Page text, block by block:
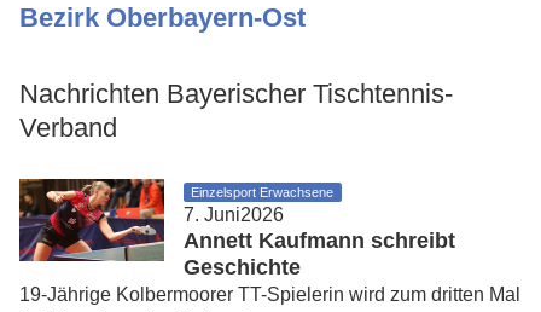
Bezirk Oberbayern-Ost
Nachrichten Bayerischer Tischtennis-
Verband
Einzelsport Erwachsene
7. Juni2026
Annett Kaufmann schreibt
Geschichte
19-Jährige Kolbermoorer TT-Spielerin wird zum dritten Mal